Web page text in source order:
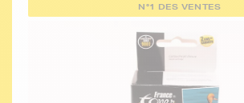
N°1 DES VENTES